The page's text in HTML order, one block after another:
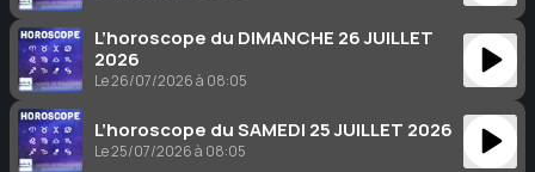
L’horoscope du DIMANCHE 26 JUILLET
2026
Le 26/07/2026 à 08:05
L’horoscope du SAMEDI 25 JUILLET 2026
Le 25/07/2026 à 08:05